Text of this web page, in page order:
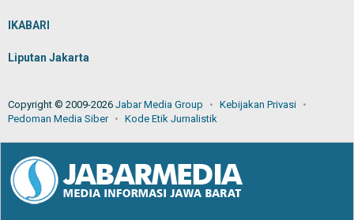
IKABARI
Liputan Jakarta
Copyright © 2009-2026 Jabar Media Group
Kebijakan Privasi
Pedoman Media Siber
Kode Etik Jurnalistik